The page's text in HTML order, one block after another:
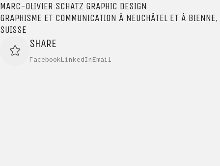
MARC-OLIVIER SCHATZ GRAPHIC DESIGN
GRAPHISME ET COMMUNICATION À NEUCHÂTEL ET À BIENNE,
SUISSE
SHARE
FacebookLinkedInEmail